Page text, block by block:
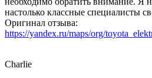
настолько классные специалисты
Оригинал отзыва:
https://yandex.ru/maps/org/
Charlie